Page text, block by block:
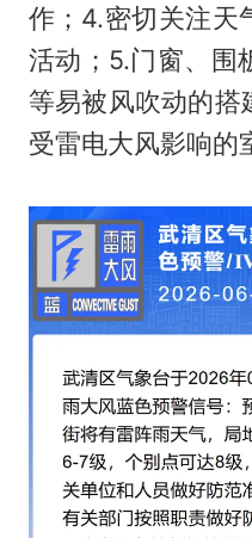
作；4.密切关注天
活动；5.门窗、围
等易被风吹动的搭
受雷电大风影响的